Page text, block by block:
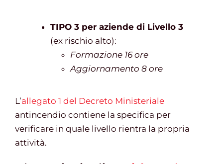
TIPO 3 per aziende di Livello 3
(ex rischio alto):
Formazione 16 ore
Aggiornamento 8 ore
L’allegato 1 del Decreto Ministeriale
antincendio contiene la specifica per
verificare in quale livello rientra la propria
attività.